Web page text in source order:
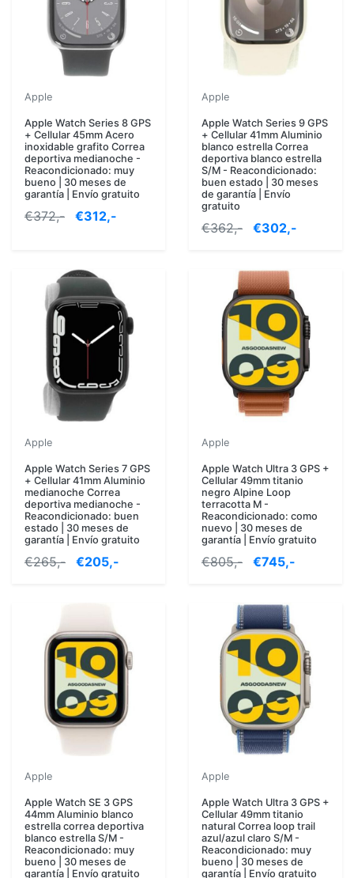
Apple
Apple Watch Series 8 GPS
+ Cellular 45mm Acero
inoxidable grafito Correa
deportiva medianoche -
Reacondicionado: muy
bueno | 30 meses de
garantía | Envío gratuito
€372,- €312,-
Apple
Apple Watch Series 9 GPS
+ Cellular 41mm Aluminio
blanco estrella Correa
deportiva blanco estrella
S/M - Reacondicionado:
buen estado | 30 meses
de garantía | Envío
gratuito
€362,- €302,-
Apple
Apple Watch Series 7 GPS
+ Cellular 41mm Aluminio
medianoche Correa
deportiva medianoche -
Reacondicionado: buen
estado | 30 meses de
garantía | Envío gratuito
€265,- €205,-
Apple
Apple Watch Ultra 3 GPS +
Cellular 49mm titanio
negro Alpine Loop
terracotta M -
Reacondicionado: como
nuevo | 30 meses de
garantía | Envío gratuito
€805,- €745,-
Apple
Apple Watch SE 3 GPS
44mm Aluminio blanco
estrella correa deportiva
blanco estrella S/M -
Reacondicionado: muy
bueno | 30 meses de
garantía | Envío gratuito
Apple
Apple Watch Ultra 3 GPS +
Cellular 49mm titanio
natural Correa loop trail
azul/azul claro S/M -
Reacondicionado: muy
bueno | 30 meses de
garantía | Envío gratuito